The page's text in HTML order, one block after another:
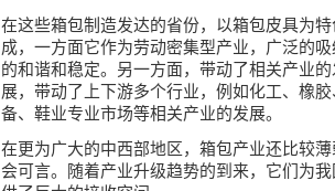
在这些箱包制造发达的省份，以箱包皮具为
成，一方面它作为劳动密集型产业，广泛的
的和谐和稳定。另一方面，带动了相关产业
展，带动了上下游多个行业，例如化工、橡
备、鞋业专业市场等相关产业的发展。
在更为广大的中西部地区，箱包产业还比较
会可言。随着产业升级趋势的到来，它们为